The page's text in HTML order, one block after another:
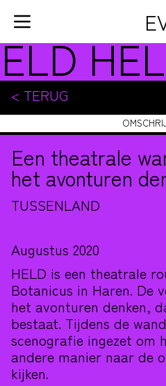
Ga naar de inhoud
HOME
PORTFOLIO
VORMGEVING
STICHTING
DUINEN
AGENDA
INFO
< TERUG
Een theatrale
het avonturen
TUSSENLAND
Augustus 2020
HELD is een theatrale
Botanicus in Haren. De
het avonturen denken,
bestaat. Tijdens de
scenografie ingezet om
andere manier naar de
kijken.